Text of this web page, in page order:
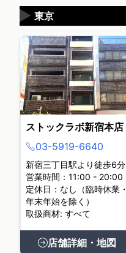
東京
▶
ストックラボ新宿本店
03-5919-6640
新宿三丁目駅より徒歩6分
営業時間：11:00 - 20:00
定休日：なし（臨時休業・
年末年始を除く）
取扱商材: すべて
店舗詳細・地図